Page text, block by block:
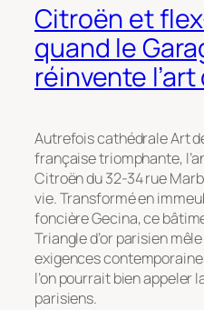
Citroën et
quand le
réinvente
Autrefois cathédrale Art
française triomphante,
Citroën du 32-34 rue
vie. Transformé en
foncière Gecina, ce
Triangle d’or parisien
exigences
l’on pourrait bien appeler
parisiens.